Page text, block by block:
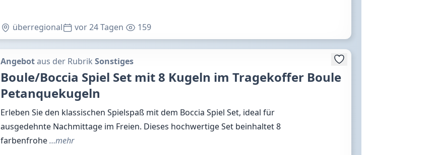
überregional vor 24 Tagen 159
Angebotaus der Rubrik Sonstiges
Boule/Boccia Spiel Set mit 8 Kugeln im Tragekoffer Boule
Petanquekugeln
Erleben Sie den klassischen Spielspaß mit dem Boccia Spiel Set, ideal für
ausgedehnte Nachmittage im Freien. Dieses hochwertige Set beinhaltet 8
farbenfrohe…mehr